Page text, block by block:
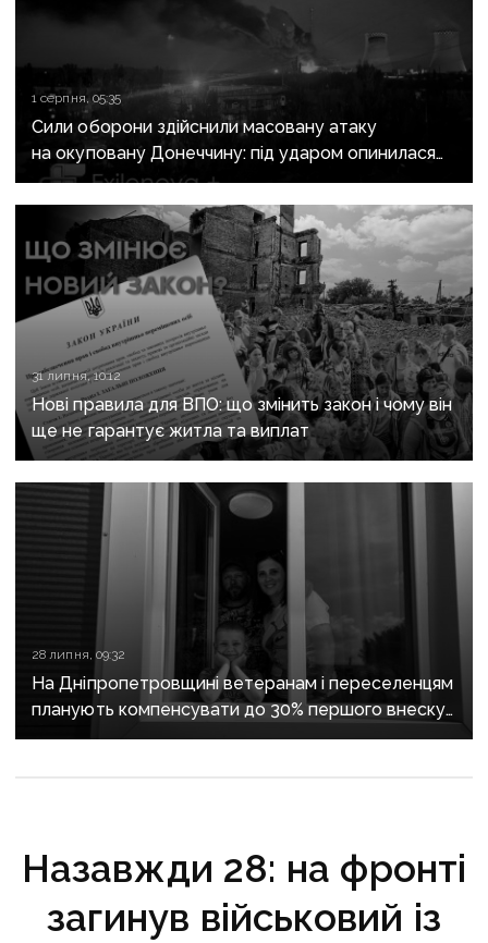
1 серпня, 05:35
Сили оборони здійснили масовану атаку
на окуповану Донеччину: під ударом опинилася
Зуївська ТЕС
31 липня, 10:12
Нові правила для ВПО: що змінить закон і чому він
ще не гарантує житла та виплат
28 липня, 09:32
На Дніпропетровщині ветеранам і переселенцям
планують компенсувати до 30% першого внеску
за програмою «єОселя»
Назавжди 28: на фронті
загинув військовий із